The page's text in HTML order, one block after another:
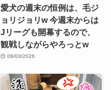
愛犬の週末の恒例は、毛ジ
ョリジョリw 今週末からは
Jリーグも開幕するので、
観戦しながらやろっとw
08/03/2026